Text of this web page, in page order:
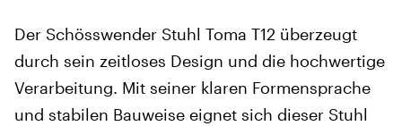
Der Schösswender Stuhl Toma T12 überzeugt
durch sein zeitloses Design und die hochwertige
Verarbeitung. Mit seiner klaren Formensprache
und stabilen Bauweise eignet sich dieser Stuhl